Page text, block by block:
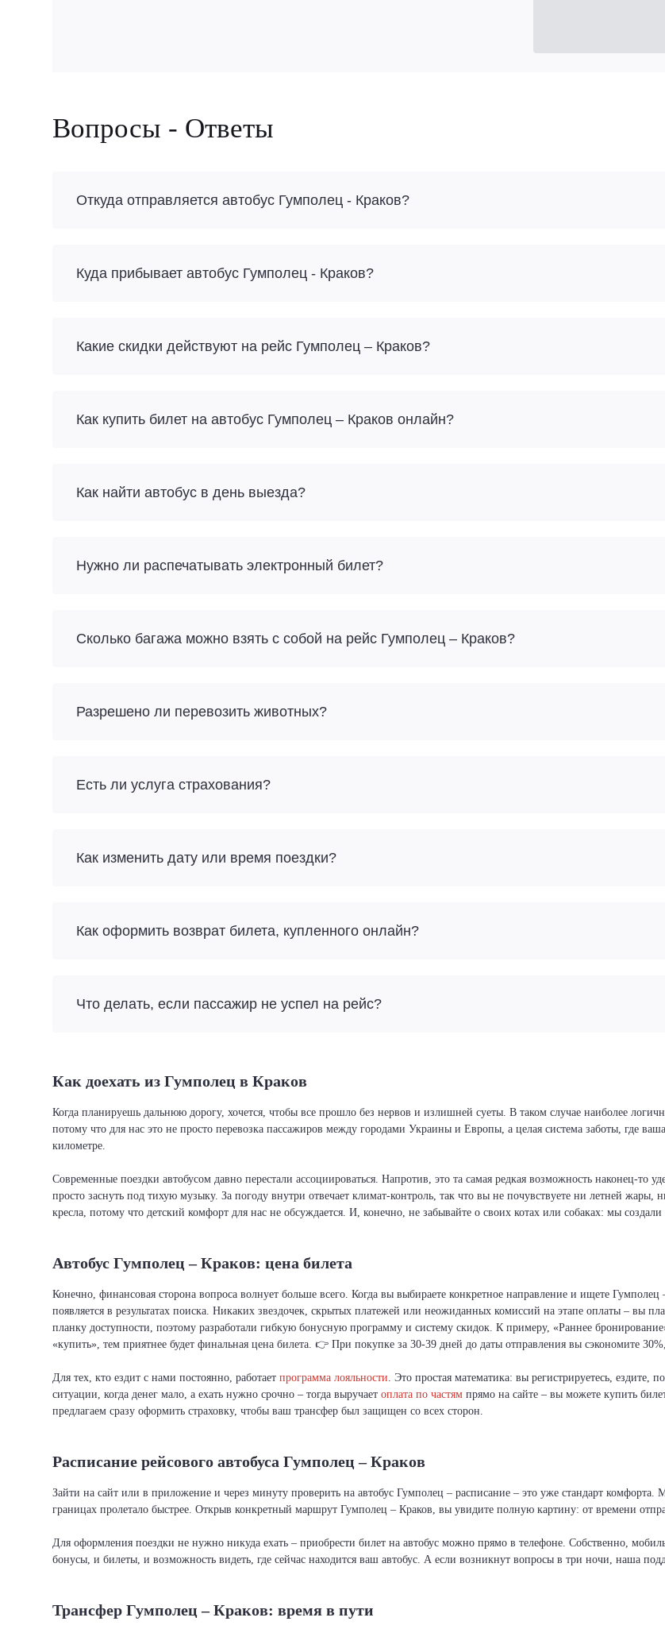
Вопросы - Ответы
Откуда отправляется автобус Гумполец - Краков?
Куда прибывает автобус Гумполец - Краков?
Какие скидки действуют на рейс Гумполец – Краков?
Как купить билет на автобус Гумполец – Краков онлайн?
Как найти автобус в день выезда?
Нужно ли распечатывать электронный билет?
Сколько багажа можно взять с собой на рейс Гумполец – Краков?
Разрешено ли перевозить животных?
Есть ли услуга страхования?
Как изменить дату или время поездки?
Как оформить возврат билета, купленного онлайн?
Что делать, если пассажир не успел на рейс?
Как доехать из Гумполец в Краков
Когда планируешь дальнюю дорогу, хочется, чтобы все прошло без нервов и излишней суеты. В таком случае наиболее
потому что для нас это не просто перевозка пассажиров между городами Украины и Европы, а целая система заботы, где
километре.
Современные поездки автобусом давно перестали ассоциироваться. Напротив, это та самая редкая возможность наконец-то
просто заснуть под тихую музыку. За погоду внутри отвечает климат-контроль, так что вы не почувствуете ни летней
кресла, потому что детский комфорт для нас не обсуждается. И, конечно, не забывайте о своих котах или собаках: мы
Автобус Гумполец – Краков: цена билета
Конечно, финансовая сторона вопроса волнует больше всего. Когда вы выбираете конкретное направление и ищете
появляется в результатах поиска. Никаких звездочек, скрытых платежей или неожиданных комиссий на этапе оплаты – вы
планку доступности, поэтому разработали гибкую бонусную программу и систему скидок. К примеру, «Раннее
«купить», тем приятнее будет финальная цена билета. 👉 При покупке за 30-39 дней до даты отправления вы сэкономите
Для тех, кто ездит с нами постоянно, работает программа лояльности. Это простая математика: вы регистрируетесь,
ситуации, когда денег мало, а ехать нужно срочно – тогда выручает оплата по частям прямо на сайте – вы можете купить
предлагаем сразу оформить страховку, чтобы ваш трансфер был защищен со всех сторон.
Расписание рейсового автобуса Гумполец – Краков
Зайти на сайт или в приложение и через минуту проверить на автобус Гумполец – расписание – это уже стандарт
границах пролетало быстрее. Открыв конкретный маршрут Гумполец – Краков, вы увидите полную картину: от времени
Для оформления поездки не нужно никуда ехать – приобрести билет на автобус можно прямо в телефоне. Собственно,
бонусы, и билеты, и возможность видеть, где сейчас находится ваш автобус. А если возникнут вопросы в три ночи, наша
Трансфер Гумполец – Краков: время в пути